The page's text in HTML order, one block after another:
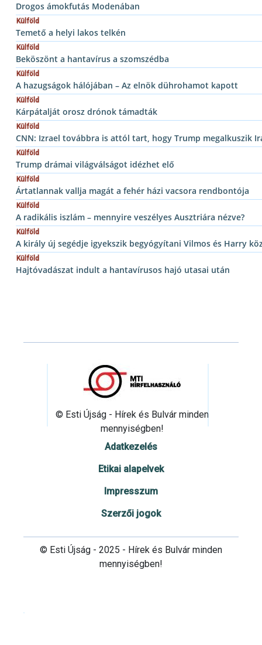
Drogos ámokfutás Modenában
Külföld
Temető a helyi lakos telkén
Külföld
Beköszönt a hantavírus a szomszédba
Külföld
A hazugságok hálójában – Az elnök dührohamot kapott
Külföld
Kárpátalját orosz drónok támadták
Külföld
CNN: Izrael továbbra is attól tart, hogy Trump megalkuszik
Külföld
Trump drámai világválságot idézhet elő
Külföld
Ártatlannak vallja magát a fehér házi vacsora rendbontója
Külföld
A radikális iszlám – mennyire veszélyes Ausztriára nézve?
Külföld
A király új segédje igyekszik begyógyítani Vilmos és Harry
Külföld
Hajtóvadászat indult a hantavírusos hajó utasai után
© Esti Újság - Hírek és Bulvár minden
mennyiségben!
Adatkezelés
Etikai alapelvek
Impresszum
Szerzői jogok
© Esti Újság - 2025 - Hírek és Bulvár minden
mennyiségben!